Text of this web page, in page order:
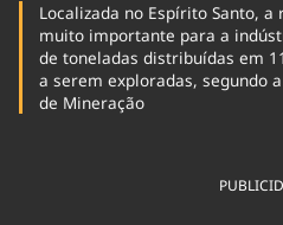
Localizada no Espírito Santo,
muito importante para a
de toneladas distribuídas em
a serem exploradas, segundo
de Mineração